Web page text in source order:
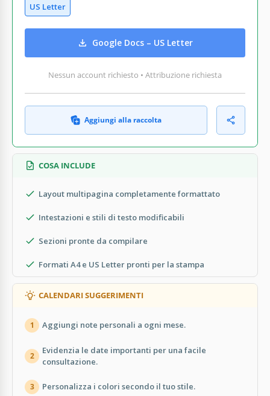
US Letter
Google Docs – US Letter
Nessun account richiesto • Attribuzione richiesta
Aggiungi alla raccolta
COSA INCLUDE
Layout multipagina completamente formattato
Intestazioni e stili di testo modificabili
Sezioni pronte da compilare
Formati A4 e US Letter pronti per la stampa
CALENDARI SUGGERIMENTI
1 Aggiungi note personali a ogni mese.
2
Evidenzia le date importanti per una facile
consultazione.
3 Personalizza i colori secondo il tuo stile.